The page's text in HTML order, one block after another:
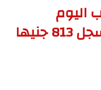
اليوم
الجمعة.. وعيار 21 يسجل 813 جنيها